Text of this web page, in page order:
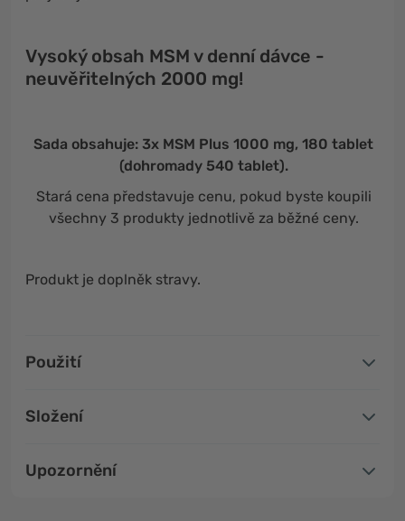
Vysoký obsah MSM v denní dávce -
neuvěřitelných 2000 mg!
Sada obsahuje: 3x MSM Plus 1000 mg, 180 tablet
(dohromady 540 tablet).
Stará cena představuje cenu, pokud byste koupili
všechny 3 produkty jednotlivě za běžné ceny.
Produkt je doplněk stravy.
Použití
Složení
Upozornění